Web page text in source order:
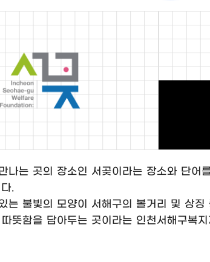
나는 곳의 장소인 서곶이라는 장소와 단
.
는 불빛의 모양이 서해구의 볼거리 및 상
뜻함을 담아두는 곳이라는 인천서해구복